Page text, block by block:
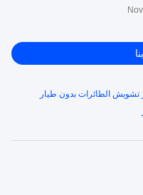
تشويش الطائرات بدون طيار